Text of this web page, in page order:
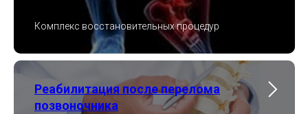
Комплекс восстановительных процедур
Реабилитация после перелома
позвоночника